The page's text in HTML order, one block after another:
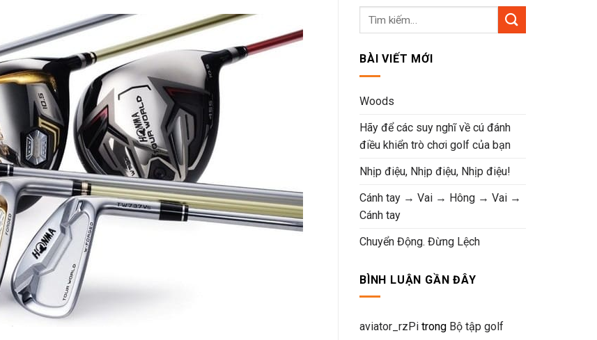
là:
5.550.000VND.
tại
4.440.000VND.
BÀI VIẾT MỚI
Woods
Hãy để các suy nghĩ về cú đánh
điều khiển trò chơi golf của bạn
Nhịp điệu, Nhịp điệu, Nhịp điệu!
Cánh tay → Vai → Hông → Vai →
Cánh tay
Chuyển Động. Đừng Lệch
BÌNH LUẬN GẦN ĐÂY
aviator_rzPi trong Bộ tập golf